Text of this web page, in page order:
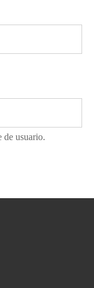
de usuario.